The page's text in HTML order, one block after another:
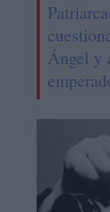
Ángel y